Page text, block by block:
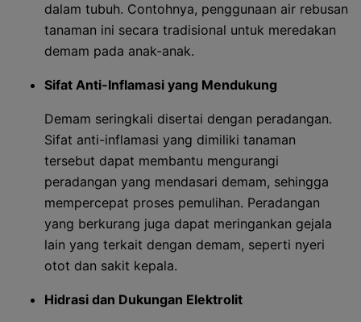
dalam tubuh. Contohnya, penggunaan air rebusan
tanaman ini secara tradisional untuk meredakan
demam pada anak-anak.
Sifat Anti-Inflamasi yang Mendukung
Demam seringkali disertai dengan peradangan.
Sifat anti-inflamasi yang dimiliki tanaman
tersebut dapat membantu mengurangi
peradangan yang mendasari demam, sehingga
mempercepat proses pemulihan. Peradangan
yang berkurang juga dapat meringankan gejala
lain yang terkait dengan demam, seperti nyeri
otot dan sakit kepala.
Hidrasi dan Dukungan Elektrolit